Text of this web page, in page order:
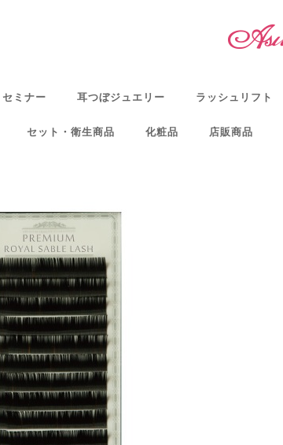
セミナー 耳つぼジュエリー ラッシュリフト
セット・衛生商品 化粧品 店販商品